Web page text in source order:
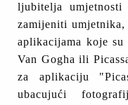
ljubitelja
zamijeniti
aplikacijama koje
Van Gogha ili
za aplikaciju
ubacujući